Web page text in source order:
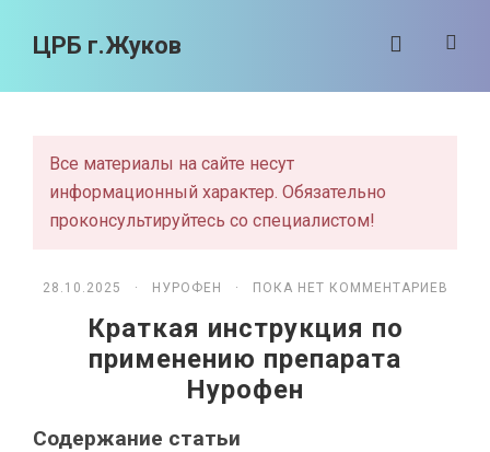
ЦРБ г.Жуков
Все материалы на сайте несут
информационный характер. Обязательно
проконсультируйтесь со специалистом!
28.10.2025 · НУРОФЕН · ПОКА НЕТ КОММЕНТАРИЕВ
Краткая инструкция по
применению препарата
Нурофен
Содержание статьи